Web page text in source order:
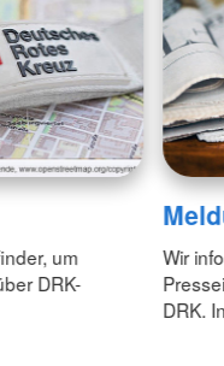
um
DRK-
Wir
DRK.